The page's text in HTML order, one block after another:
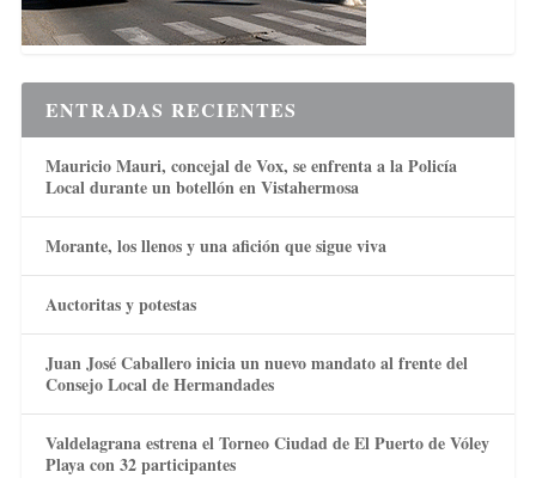
ENTRADAS RECIENTES
Mauricio Mauri, concejal de Vox, se enfrenta a la Policía
Local durante un botellón en Vistahermosa
Morante, los llenos y una afición que sigue viva
Auctoritas y potestas
Juan José Caballero inicia un nuevo mandato al frente del
Consejo Local de Hermandades
Valdelagrana estrena el Torneo Ciudad de El Puerto de Vóley
Playa con 32 participantes